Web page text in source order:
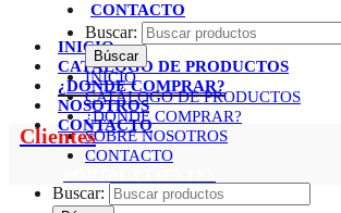
CONTACTO
INICIO
CATÁLOGO DE PRODUCTOS
¿DONDE COMPRAR?
NOSOTROS
CONTACTO
Buscar:
INICIO
CATÁLOGO DE PRODUCTOS
¿DONDE COMPRAR?
SOBRE NOSOTROS
CONTACTO
Buscar:
Clientes